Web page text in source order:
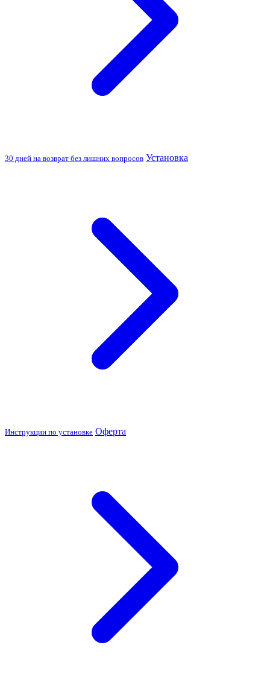
30 дней на возврат без лишних вопросов Установка
Инструкции по установке Оферта